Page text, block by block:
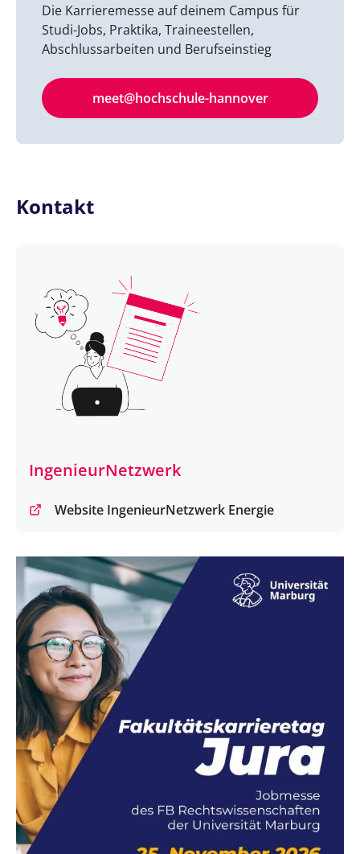
Die Karrieremesse auf deinem Campus für
Studi-Jobs, Praktika, Traineestellen,
Abschlussarbeiten und Berufseinstieg
meet@hochschule-hannover
Kontakt
IngenieurNetzwerk
Website IngenieurNetzwerk Energie